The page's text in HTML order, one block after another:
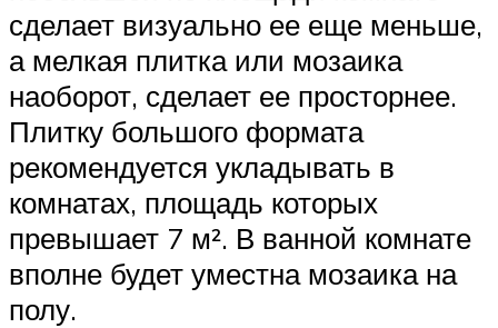
сделает визуально ее еще меньше,
а мелкая плитка или мозаика
наоборот, сделает ее просторнее.
Плитку большого формата
рекомендуется укладывать в
комнатах, площадь которых
превышает 7 м². В ванной комнате
вполне будет уместна мозаика на
полу.